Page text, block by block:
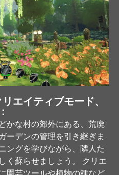
エイティブモード、
かな村の郊外にある、荒廃
ーデンの管理を引き継ぎま
ングを学びながら、隣人た
く蘇らせましょう。 クリエ
園芸ツールや植物の種など